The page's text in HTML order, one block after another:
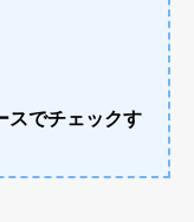
スでチェックす